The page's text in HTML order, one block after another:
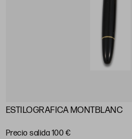
ESTILOGRAFICA MONTBLANC
Precio salida 100 €